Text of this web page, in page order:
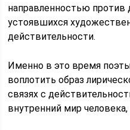
направленностью против
устоявшихся
действительности.
Именно в это время
воплотить образ
связях с
внутренний мир